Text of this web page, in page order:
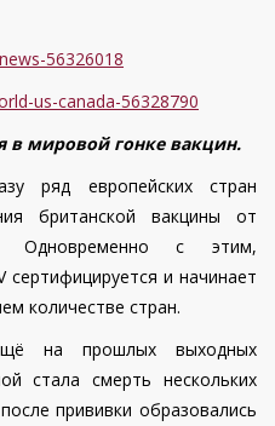
56326018
us-canada-56328790
в мировой гонке вакцин.
ряд европейских стран
британской вакцины от
Одновременно с этим,
сертифицируется и начинает
количестве стран.
на прошлых выходных
стала смерть нескольких
прививки образовались